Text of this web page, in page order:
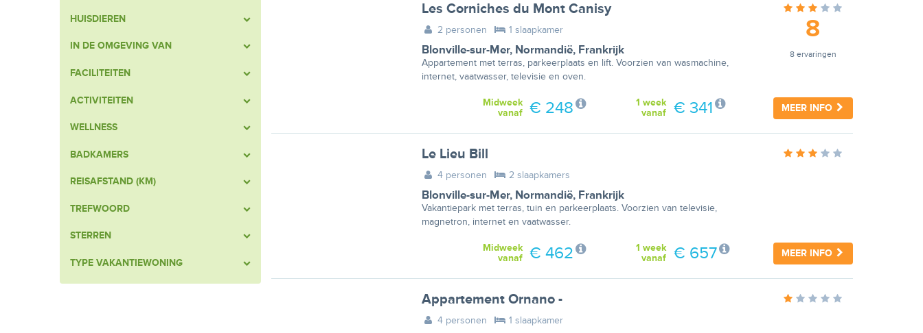
HUISDIEREN
IN DE OMGEVING VAN
FACILITEITEN
ACTIVITEITEN
WELLNESS
BADKAMERS
REISAFSTAND (KM)
TREFWOORD
STERREN
TYPE VAKANTIEWONING
Les Corniches du Mont Canisy
2 personen 1 slaapkamer
Blonville-sur-Mer, Normandië, Frankrijk
Appartement met terras, parkeerplaats en lift. Voorzien van wasmachine,
internet, vaatwasser, televisie en oven.
8
8 ervaringen
MEER INFO
1 week
vanaf
€ 341
Midweek
vanaf
€ 248
Le Lieu Bill
4 personen 2 slaapkamers
Blonville-sur-Mer, Normandië, Frankrijk
Vakantiepark met terras, tuin en parkeerplaats. Voorzien van televisie,
magnetron, internet en vaatwasser.
MEER INFO
1 week
vanaf
€ 657
Midweek
vanaf
€ 462
Appartement Ornano -
4 personen 1 slaapkamer